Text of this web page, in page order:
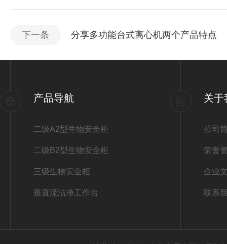
下一条 分享多功能台式离心机两个产品特点
产品导航
二级A2型生物安全柜
二级B2型生物安全柜
三级生物安全柜
垂直流洁净工作台
关于
公司
荣誉
企业
联系